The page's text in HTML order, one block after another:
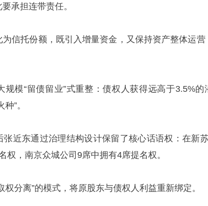
承担连带责任。
信托份额，既引入增量资金，又保持资产整体运营
规模“留债留业”式重整：债权人获得远高于3.5%的
”。
张近东通过治理结构设计保留了核心话语权：在新
权，南京众城公司9席中拥有4席提名权。
权分离”的模式，将原股东与债权人利益重新绑定。